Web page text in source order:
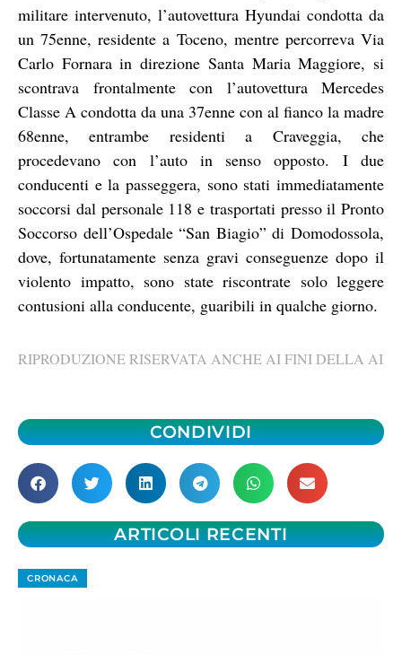
militare intervenuto, l’autovettura Hyundai condotta da
un 75enne, residente a Toceno, mentre percorreva Via
Carlo Fornara in direzione Santa Maria Maggiore, si
scontrava frontalmente con l’autovettura Mercedes
Classe A condotta da una 37enne con al fianco la madre
68enne, entrambe residenti a Craveggia, che
procedevano con l’auto in senso opposto. I due
conducenti e la passeggera, sono stati immediatamente
soccorsi dal personale 118 e trasportati presso il Pronto
Soccorso dell’Ospedale “San Biagio” di Domodossola,
dove, fortunatamente senza gravi conseguenze dopo il
violento impatto, sono state riscontrate solo leggere
contusioni alla conducente, guaribili in qualche giorno.
RIPRODUZIONE RISERVATA ANCHE AI FINI DELLA AI
CONDIVIDI
ARTICOLI RECENTI
CRONACA